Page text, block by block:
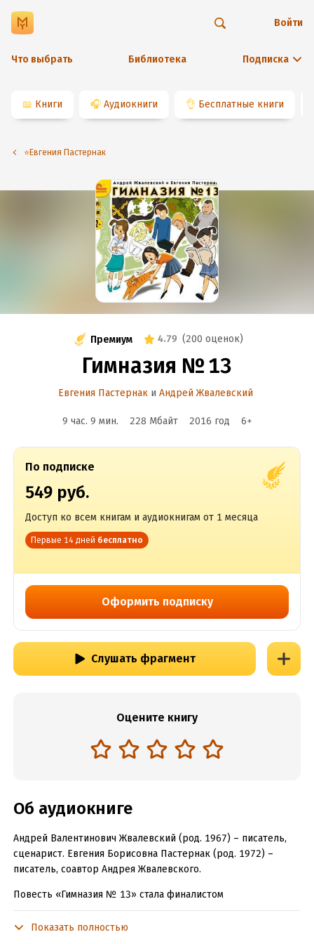
Что выбрать Библиотека Подписка
Войти
📖 Книги 🎧 Аудиокниги 👌 Бесплатные книги
⭐️Евгения Пастернак
Премиум 4.79 (200 оценок)
Гимназия № 13
Евгения Пастернак и Андрей Жвалевский
9 час. 9 мин. 228 Мбайт 2016 год 6+
По подписке
549 руб.
Доступ ко всем книгам и аудиокнигам от 1 месяца
Первые 14 дней бесплатно
Оформить подписку
Слушать фрагмент
Оцените книгу
Об аудиокниге
Андрей Валентинович Жвалевский (род. 1967) – писатель,
сценарист. Евгения Борисовна Пастернак (род. 1972) –
писатель, соавтор Андрея Жвалевского.
Повесть «Гимназия № 13» стала финалистом
Крапивина и заняла первое место на фестивале «ДАР» в
Показать полностью